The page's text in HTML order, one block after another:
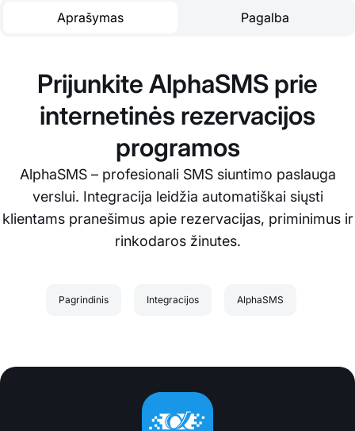
Aprašymas Pagalba
Prijunkite AlphaSMS prie
internetinės rezervacijos
programos
AlphaSMS – profesionali SMS siuntimo paslauga
verslui. Integracija leidžia automatiškai siųsti
klientams pranešimus apie rezervacijas, priminimus ir
rinkodaros žinutes.
Pagrindinis Integracijos AlphaSMS